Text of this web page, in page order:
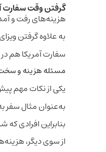
گرفتن وقت سفارت
هزینه‌های رفت و
به علاوه گرفتن
سفارت آمریکا هم
مسئله هزینه و
یکی از نکات مهم
به‌عنوان مثال سفر
بنابراین افرادی
از سوی دیگر،